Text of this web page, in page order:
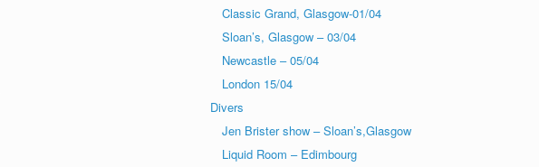
Classic Grand, Glasgow-01/04
Sloan’s, Glasgow – 03/04
Newcastle – 05/04
London 15/04
Divers
Jen Brister show – Sloan’s,Glasgow
Liquid Room – Edimbourg